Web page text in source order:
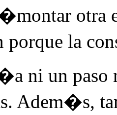
otra
la
ni un paso
Adem�s,